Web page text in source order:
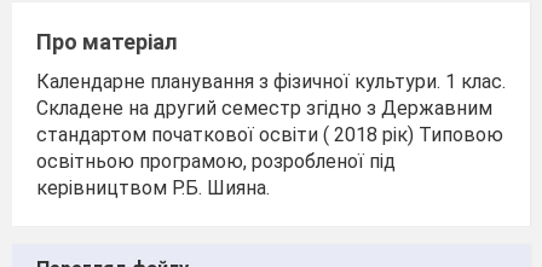
Про матеріал
Календарне планування з фізичної культури. 1 клас.
Складене на другий семестр згідно з Державним
стандартом початкової освіти ( 2018 рік) Типовою
освітньою програмою, розробленої під
керівництвом Р.Б. Шияна.